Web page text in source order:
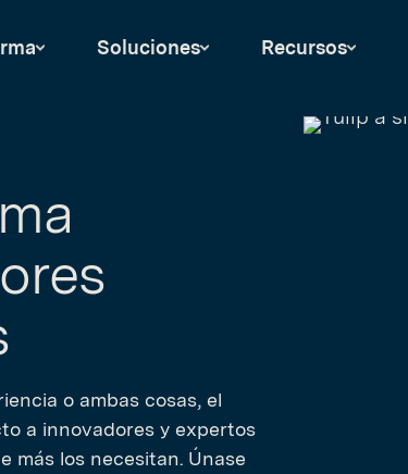
Soluciones Recursos
o ambas cosas, el
a innovadores y expertos
más los necesitan. Únase